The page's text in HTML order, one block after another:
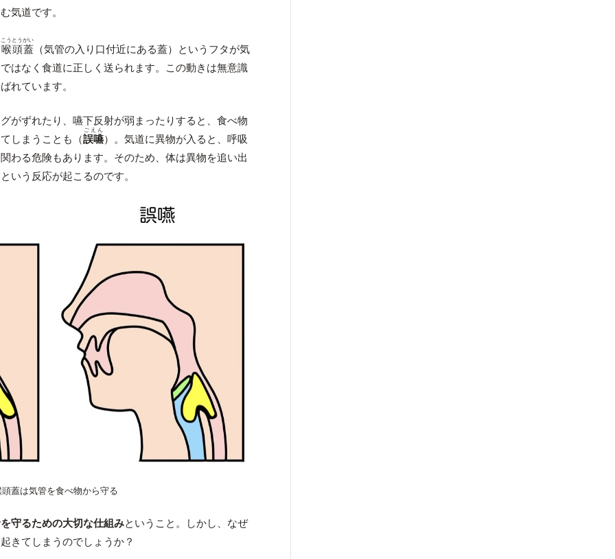
気道です。
喉頭蓋
こうとうがい
（気管の入り口付近にある蓋）というフタが気
はなく食道に正しく送られます。この動きは無意識
れています。
がずれたり、嚥下反射が弱まったりすると、食べ物
しまうことも（誤嚥
ごえん
）。気道に異物が入ると、呼吸
わる危険もあります。そのため、体は異物を追い出
いう反応が起こるのです。
蓋は気管を食べ物から守る
守るための大切な仕組みということ。しかし、なぜ
きてしまうのでしょうか？